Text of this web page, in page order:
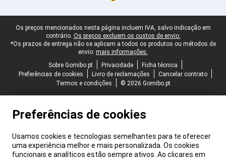
Rodapé legal
Os preços mencionados nesta página incluem IVA, salvo indicação em
contrário. Os preços excluem os custos de envio.
*Os prazos de entrega não se aplicam a todos os produtos ou métodos de
envio: mais informações.
Sobre Gomibo.pt
Privacidade
Ficha técnica
Preferências de cookies
Livro de reclamações
Cancelar contrato
Termos e condições
© 2026 Gomibo.pt
Preferências de cookies
Usamos cookies e tecnologias semelhantes para te oferecer
uma experiência melhor e mais personalizada. Os cookies
funcionais e analíticos estão sempre ativos. Ao clicares em